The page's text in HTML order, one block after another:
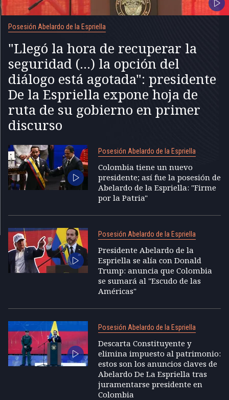
Posesión Abelardo de la Espriella
"Llegó la hora de recuperar la
seguridad (...) la opción del
diálogo está agotada": presidente
De la Espriella expone hoja de
ruta de su gobierno en primer
discurso
Posesión Abelardo de la Espriella
Colombia tiene un nuevo
presidente; así fue la posesión de
Abelardo de la Espriella: "Firme
por la Patria"
Posesión Abelardo de la Espriella
Presidente Abelardo de la
Espriella se alía con Donald
Trump: anuncia que Colombia
se sumará al "Escudo de las
Américas"
Posesión Abelardo de la Espriella
Descarta Constituyente y
elimina impuesto al patrimonio:
estos son los anuncios claves de
Abelardo De La Espriella tras
juramentarse presidente en
Colombia